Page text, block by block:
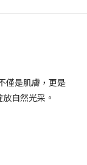
僅是肌膚，更是
自然光采。